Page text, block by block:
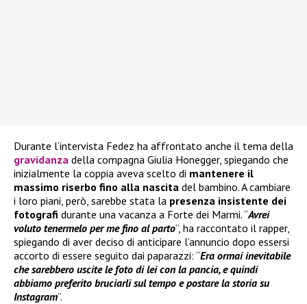
Durante l’intervista Fedez ha affrontato anche il tema della
gravidanza della compagna Giulia Honegger, spiegando che
inizialmente la coppia aveva scelto di mantenere il
massimo riserbo fino alla nascita del bambino. A cambiare
i loro piani, però, sarebbe stata la presenza insistente dei
fotografi durante una vacanza a Forte dei Marmi. “Avrei
voluto tenermelo per me fino al parto”, ha raccontato il rapper,
spiegando di aver deciso di anticipare l’annuncio dopo essersi
accorto di essere seguito dai paparazzi: “Era ormai inevitabile
che sarebbero uscite le foto di lei con la pancia, e quindi
abbiamo preferito bruciarli sul tempo e postare la storia su
Instagram”.